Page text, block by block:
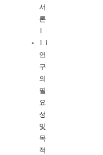
서
론
1
1.1.
연
구
의
필
요
성
및
목
적